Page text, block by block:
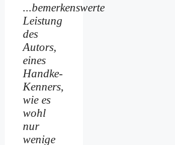
...bemerkenswerte
Leistung
des
Autors,
eines
Handke-
Kenners,
wie es
wohl
nur
wenige